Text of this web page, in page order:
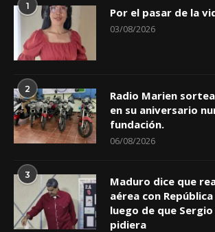
1 Por el pasar de la
03/08/2026
2
Radio Marien
en su aniversario
fundación.
06/08/2026
3
Maduro dice que
aérea con
luego de que
pidiera